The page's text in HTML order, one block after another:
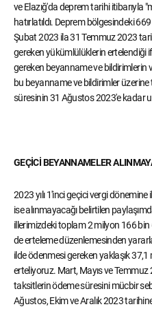
ve Elazığ'da deprem tarihi itibarıyla
hatırlatıldı. Deprem bölgesindeki
Şubat 2023 ila 31 Temmuz 2023
gereken yükümlülüklerin ertelendiği
gereken beyanname ve bildirimlerin
bu beyanname ve bildirimler
süresinin 31 Ağustos 2023'e kadar
GEÇİCİ BEYANNAMELER
2023 yılı 1'inci geçici vergi
ise alınmayacağı belirtilen
illerimizdeki toplam 2 milyon 166
de erteleme düzenlemesinden
ilde ödenmesi gereken yaklaşık
erteliyoruz. Mart, Mayıs ve
taksitlerin ödeme süresini mücbir
Ağustos, Ekim ve Aralık 2023